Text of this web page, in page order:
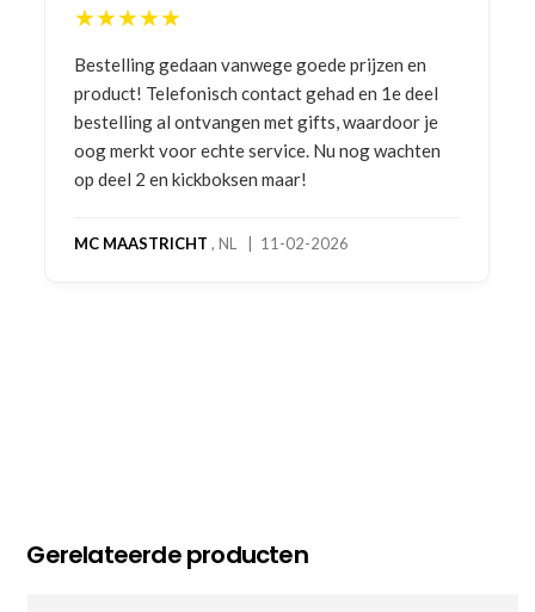
★★★★★
Bestelling gedaan vanwege goede prijzen en
product! Telefonisch contact gehad en 1e deel
bestelling al ontvangen met gifts, waardoor je
oog merkt voor echte service. Nu nog wachten
op deel 2 en kickboksen maar!
MC MAASTRICHT , NL | 11-02-2026
Gerelateerde producten